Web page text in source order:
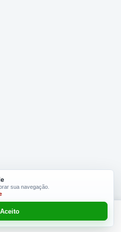
Adicionar R$ 6.00
sua navegação.
Aceito